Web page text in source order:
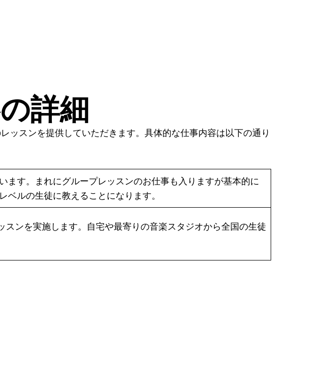
詳細
ッスンを提供していただきます。具体的な仕事内容は以下の通り
す。まれにグループレッスンのお仕事も入りますが基本的に
ルの生徒に教えることになります。
ンを実施します。自宅や最寄りの音楽スタジオから全国の生徒